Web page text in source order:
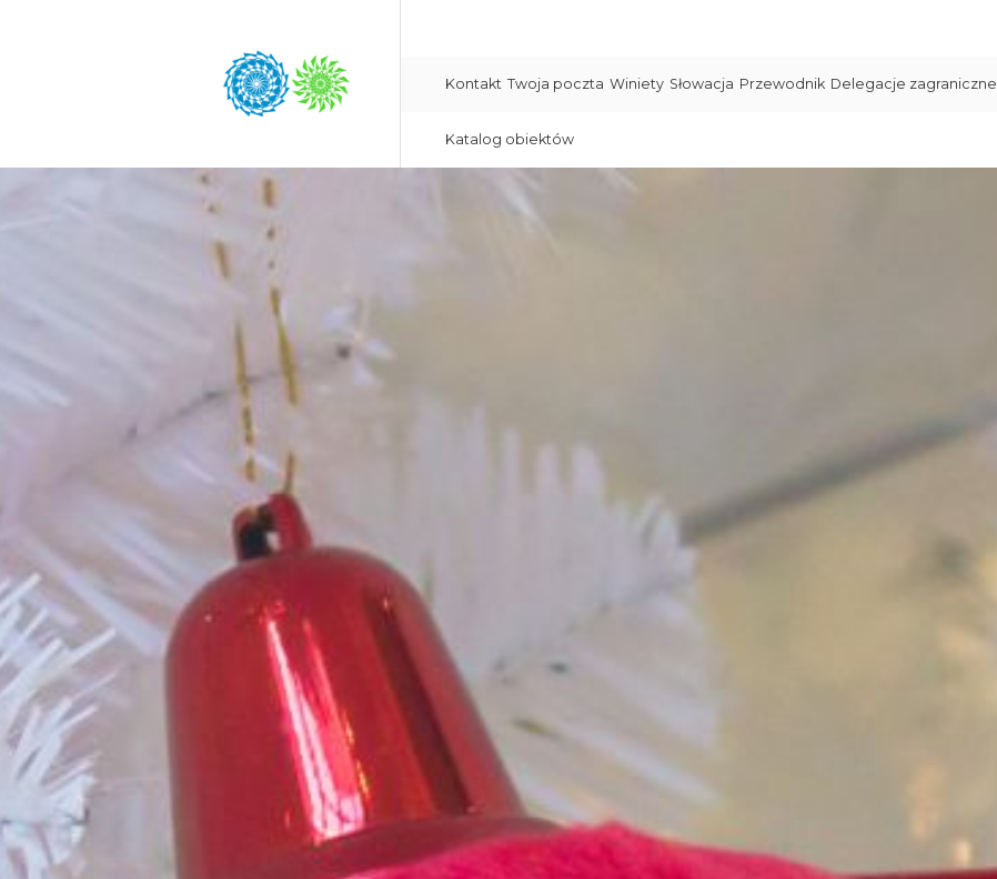
Kontakt Twoja poczta Winiety Słowacja Przewodnik Delegacje zagraniczne
Katalog obiektów